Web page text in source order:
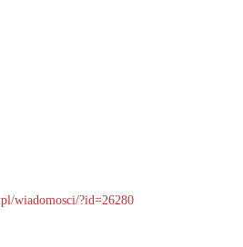
wiadomosci/?id=26280